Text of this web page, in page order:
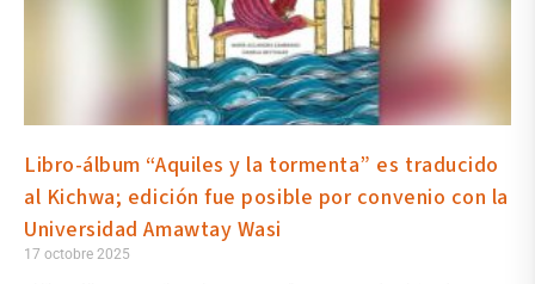
Libro-álbum “Aquiles y la tormenta” es traducido
al Kichwa; edición fue posible por convenio con la
Universidad Amawtay Wasi
17 octobre 2025